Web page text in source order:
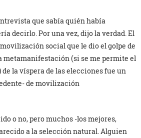
que sabía quién había
decirlo. Por una vez, dijo la verdad. El
social que le dio el golpe de
metamanifestación (si se me permite el
la víspera de las elecciones fue un
de movilización
o no, pero muchos -los mejores,
a la selección natural. Alguien